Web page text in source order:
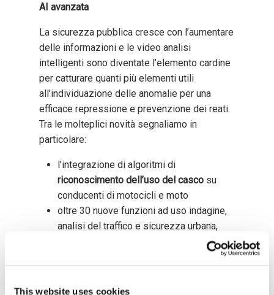
This website uses cookies
AI avanzata
La sicurezza pubblica cresce con l’aumentare
delle informazioni e le video analisi
intelligenti sono diventate l’elemento cardine
per catturare quanti più elementi utili
all’individuazione delle anomalie per una
efficace repressione e prevenzione dei reati.
Tra le molteplici novità segnaliamo in
particolare:
l’integrazione di algoritmi di
riconoscimento dell’uso del casco su
conducenti di motocicli e moto
oltre 30 nuove funzioni ad uso indagine,
analisi del traffico e sicurezza urbana,
urbana per la gestione dei portali di